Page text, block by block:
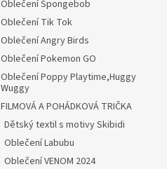
Oblečení Spongebob
Oblečení Tik Tok
Oblečení Angry Birds
Oblečení Pokemon GO
Oblečení Poppy Playtime,Huggy
Wuggy
FILMOVÁ A POHÁDKOVÁ TRIČKA
Dětský textil s motivy Skibidi
Oblečení Labubu
Oblečení VENOM 2024